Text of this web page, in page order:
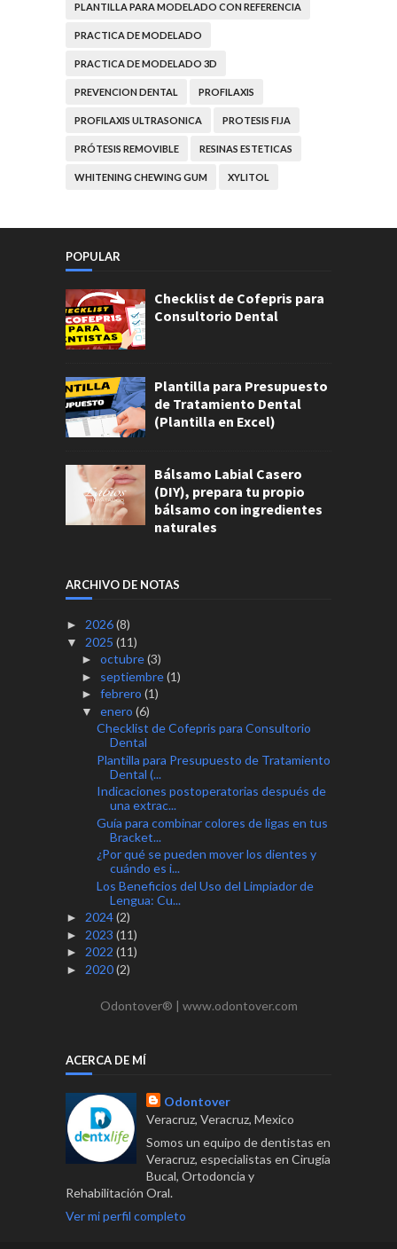
PLANTILLA PARA MODELADO CON REFERENCIA
PRACTICA DE MODELADO
PRACTICA DE MODELADO 3D
PREVENCION DENTAL PROFILAXIS
PROFILAXIS ULTRASONICA PROTESIS FIJA
PRÓTESIS REMOVIBLE RESINAS ESTETICAS
WHITENING CHEWING GUM XYLITOL
POPULAR
Checklist de Cofepris para
Consultorio Dental
Plantilla para Presupuesto
de Tratamiento Dental
(Plantilla en Excel)
Bálsamo Labial Casero
(DIY), prepara tu propio
bálsamo con ingredientes
naturales
ARCHIVO DE NOTAS
► 2026(8)
▼ 2025 (11)
► octubre(3)
► septiembre(1)
► febrero (1)
▼ enero (6)
Checklist de Cofepris para Consultorio
Dental
Plantilla para Presupuesto de Tratamiento
Dental (...
Indicaciones postoperatorias después de
una extrac...
Guía para combinar colores de ligas en tus
Bracket...
¿Por qué se pueden mover los dientes y
cuándo es i...
Los Beneficios del Uso del Limpiador de
Lengua: Cu...
► 2024(2)
► 2023 (11)
► 2022 (11)
► 2020(2)
Odontover® | www.odontover.com
ACERCA DE MÍ
Odontover
Veracruz, Veracruz, Mexico
Somos un equipo de dentistas en
Veracruz, especialistas en Cirugía
Bucal, Ortodoncia y
Rehabilitación Oral.
Ver mi perfil completo